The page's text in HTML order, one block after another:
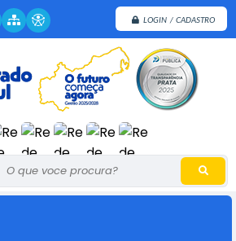
LOGIN / CADASTRO